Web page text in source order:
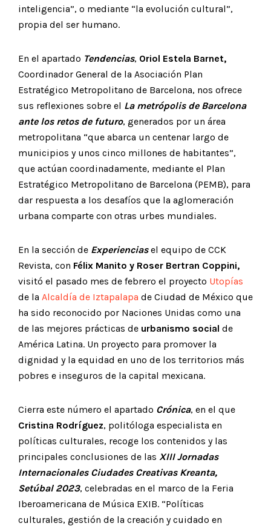
inteligencia”, o mediante “la evolución cultural”,
propia del ser humano.
En el apartado Tendencias, Oriol Estela Barnet,
Coordinador General de la Asociación Plan
Estratégico Metropolitano de Barcelona, nos ofrece
sus reflexiones sobre el La metrópolis de Barcelona
ante los retos de futuro, generados por un área
metropolitana “que abarca un centenar largo de
municipios y unos cinco millones de habitantes”,
que actúan coordinadamente, mediante el Plan
Estratégico Metropolitano de Barcelona (PEMB), para
dar respuesta a los desafíos que la aglomeración
urbana comparte con otras urbes mundiales.
En la sección de Experiencias el equipo de CCK
Revista, con Félix Manito y Roser Bertran Coppini,
visitó el pasado mes de febrero el proyecto Utopías
de la Alcaldía de Iztapalapa de Ciudad de México que
ha sido reconocido por Naciones Unidas como una
de las mejores prácticas de urbanismo social de
América Latina. Un proyecto para promover la
dignidad y la equidad en uno de los territorios más
pobres e inseguros de la capital mexicana.
Cierra este número el apartado Crónica, en el que
Cristina Rodríguez, politóloga especialista en
políticas culturales, recoge los contenidos y las
principales conclusiones de las XIII Jornadas
Internacionales Ciudades Creativas Kreanta,
Setúbal 2023, celebradas en el marco de la Feria
Iberoamericana de Música EXIB. “Políticas
culturales, gestión de la creación y cuidado en